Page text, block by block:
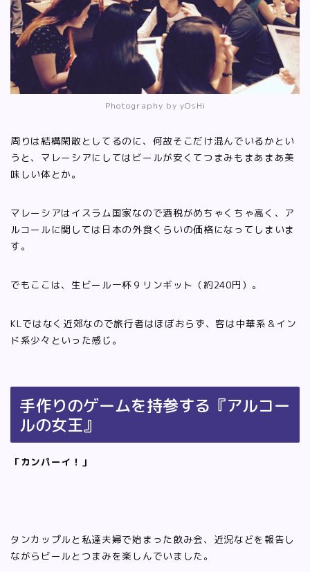
Photography by yOsHi
周りは結構閑散としてるのに、何故そこだけ混んでいるかとい
うと、マレーシアにしてはビールが安くてつまみもまあまあ美
味しい体とか。
マレーシアはイスラム国家なので酒税がめちゃくちゃ高く、ア
ルコールに関しては日本の外食くらいの価格になってしまいま
す。
でもここは、生ビール一杯９リンギット（約240円）。
KLではなく近郊なので旅行者はほぼおらず、客は中華系＆イン
ド系少々といった感じ。
手作りのゲームを持参する『アルコー
ルの女王』
「カンパーイ！」
タンカップルと私達夫婦で始まった飲み会、近況などを報告し
ながらビールとつまみを楽しんでいました。